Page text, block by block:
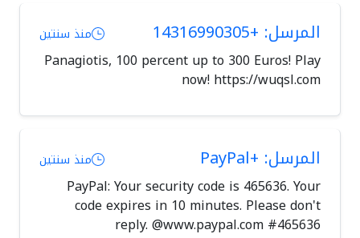
المرسل: +14316990305 منذ سنتين
Panagiotis, 100 percent up to 300 Euros! Play
now! https://wuqsl.com
المرسل: +PayPal منذ سنتين
PayPal: Your security code is 465636. Your
code expires in 10 minutes. Please don't
reply. @www.paypal.com #465636